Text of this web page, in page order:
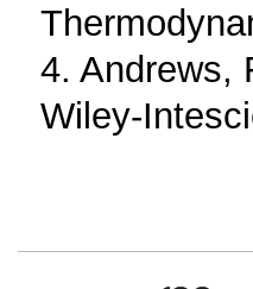
4. Andrews,
Wiley-